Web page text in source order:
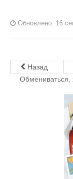
</VirtualHost>
Обновлено: 16
Назад
Обмениваться,